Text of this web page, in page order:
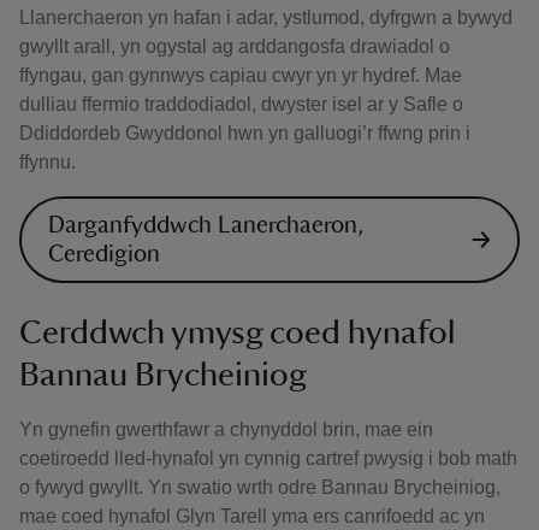
Llanerchaeron yn hafan i adar, ystlumod, dyfrgwn a bywyd
gwyllt arall, yn ogystal ag arddangosfa drawiadol o
ffyngau, gan gynnwys capiau cwyr yn yr hydref. Mae
dulliau ffermio traddodiadol, dwyster isel ar y Safle o
Ddiddordeb Gwyddonol hwn yn galluogi’r ffwng prin i
ffynnu.
Darganfyddwch Lanerchaeron,
Ceredigion
Cerddwch ymysg coed hynafol
Bannau Brycheiniog
Yn gynefin gwerthfawr a chynyddol brin, mae ein
coetiroedd lled-hynafol yn cynnig cartref pwysig i bob math
o fywyd gwyllt. Yn swatio wrth odre Bannau Brycheiniog,
mae coed hynafol Glyn Tarell yma ers canrifoedd ac yn